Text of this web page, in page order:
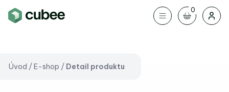
0
Úvod /E-shop / Detail produktu